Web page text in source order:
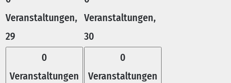
Veranstaltungen,
29
Veranstaltungen,
30
0
Veranstaltungen
0
Veranstaltungen